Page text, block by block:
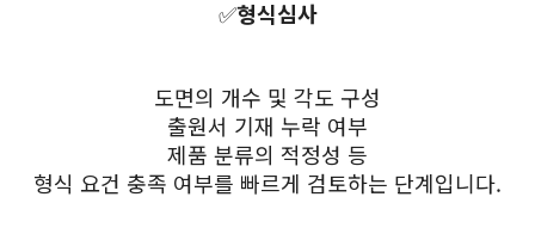
✅형식심사
도면의 개수 및 각도 구성
출원서 기재 누락 여부
제품 분류의 적정성 등
형식 요건 충족 여부를 빠르게 검토하는 단계입니다.